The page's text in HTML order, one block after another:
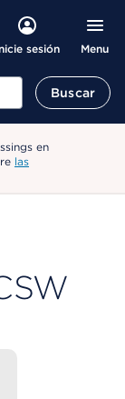
sesión Menu
Buscar
en
las